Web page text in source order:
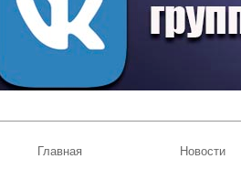
Главная Новости